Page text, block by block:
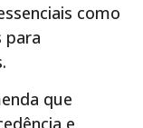
como
que
e